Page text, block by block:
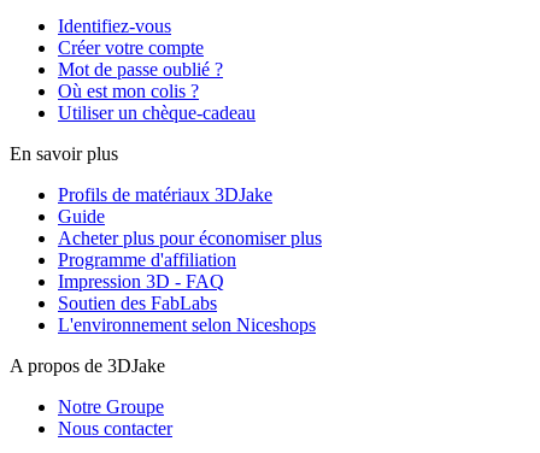
Identifiez-vous
Créer votre compte
Mot de passe oublié ?
Où est mon colis ?
Utiliser un chèque-cadeau
En savoir plus
Profils de matériaux 3DJake
Guide
Acheter plus pour économiser plus
Programme d'affiliation
Impression 3D - FAQ
Soutien des FabLabs
L'environnement selon Niceshops
A propos de 3DJake
Notre Groupe
Nous contacter